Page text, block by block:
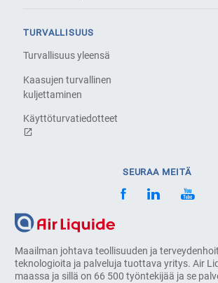
Maailman johtava teollisuuden ja
teknologioita ja palveluja tuottava yritys. Air
maassa ja sillä on 66 500 työntekijää ja se
TURVALLISUUS
Turvallisuus yleensä
Kaasujen turvallinen
kuljettaminen
Käyttöturvatiedotteet
SEURAA MEITÄ